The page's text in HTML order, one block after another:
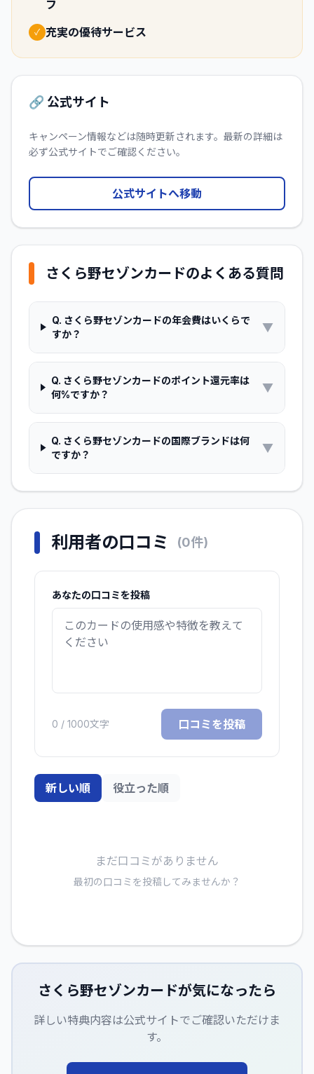
フ
✓ 充実の優待サービス
🔗 公式サイト
キャンペーン情報などは随時更新されます。最新の詳細は
必ず公式サイトでご確認ください。
公式サイトへ移動
さくら野セゾンカードのよくある質問
Q. さくら野セゾンカードの年会費はいくらで
すか？
▼
Q. さくら野セゾンカードのポイント還元率は
何%ですか？
▼
Q. さくら野セゾンカードの国際ブランドは何
ですか？
▼
利用者の口コミ (0件)
あなたの口コミを投稿
0 / 1000文字 口コミを投稿
新しい順 役立った順
まだ口コミがありません
最初の口コミを投稿してみませんか？
さくら野セゾンカードが気になったら
詳しい特典内容は公式サイトでご確認いただけま
す。